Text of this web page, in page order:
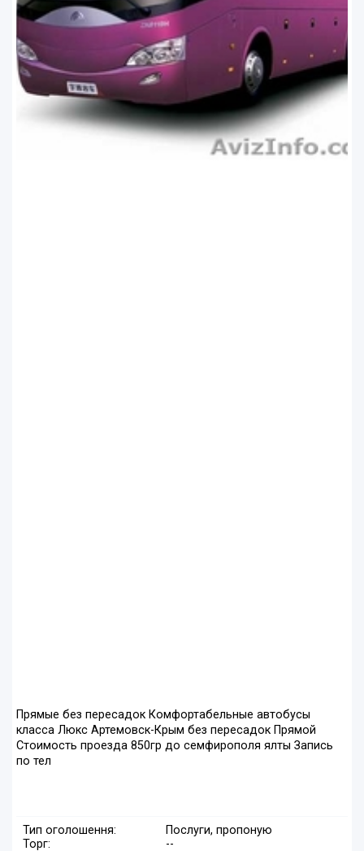
Прямые без пересадок Комфортабельные автобусы
класса Люкс Артемовск-Крым без пересадок Прямой
Стоимость проезда 850гр до семфирополя ялты Запись
по тел
Тип оголошення:
Послуги, пропоную
Торг:
--